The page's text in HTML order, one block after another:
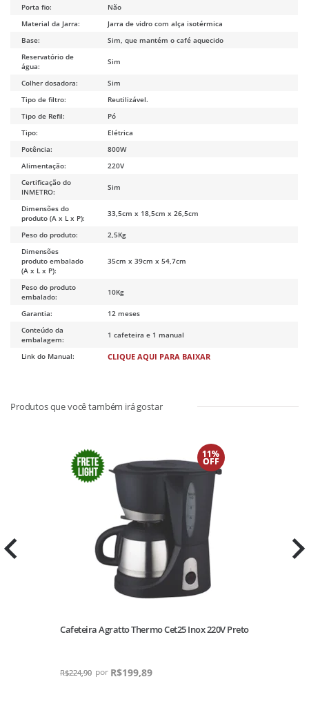
Porta fio:
Não
Material da Jarra:
Jarra de vidro com alça isotérmica
Base:
Sim, que mantém o café aquecido
Reservatório de
água:
Sim
Colher dosadora:
Sim
Tipo de filtro:
Reutilizável.
Tipo de Refil:
Pó
Tipo:
Elétrica
Potência:
800W
Alimentação:
220V
Certificação do
INMETRO:
Sim
Dimensões do
produto (A x L x P):
33,5cm x 18,5cm x 26,5cm
Peso do produto:
2,5Kg
Dimensões
produto embalado
(A x L x P):
35cm x 39cm x 54,7cm
Peso do produto
embalado:
10Kg
Garantia:
12 meses
Conteúdo da
embalagem:
1 cafeteira e 1 manual
Link do Manual: CLIQUE AQUI PARA BAIXAR
11%
OFF
Cafeteira Agratto Thermo Cet25 Inox 220V Preto
R$224,90 R$199,89